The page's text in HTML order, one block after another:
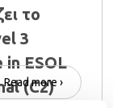
το
3
ESOL
(C2)
Read more ›